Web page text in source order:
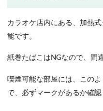
カラオケ店内にある、加熱
能です。
紙巻たばこはNGなので、間
喫煙可能な部屋には、この
で、必ずマークがあるか確